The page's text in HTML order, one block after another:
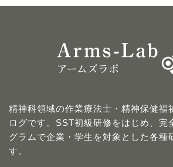
精神科領域の作業療法士・精神保健福
ログです。SST初級研修をはじめ、完
グラムで企業・学生を対象とした各種
す。